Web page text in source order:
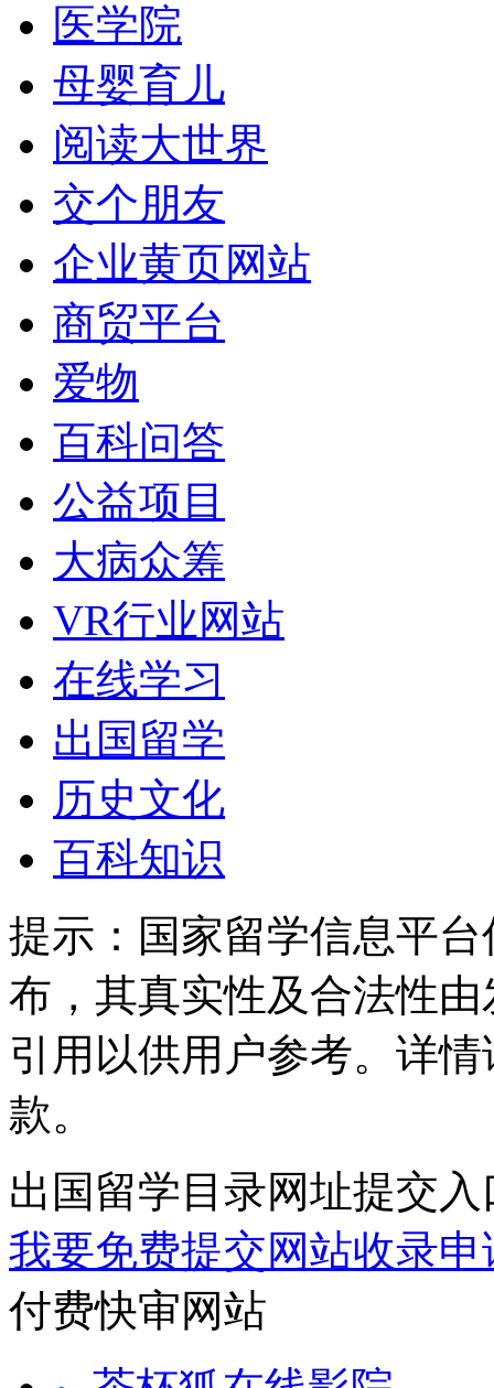
医学院
母婴育儿
阅读大世界
交个朋友
企业黄页网站
商贸平台
爱物
百科问答
公益项目
大病众筹
VR行业网站
在线学习
出国留学
历史文化
百科知识
提示： 国家留学信息平
布，其真实性及合法性
引用以供用户参考。详
款。
出国留学目录网址提交入
我要免费提交网站收录申
付费快审网站